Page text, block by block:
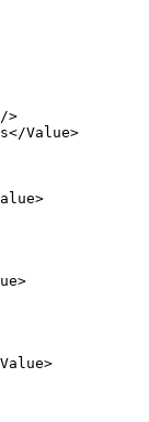
/>
</Value>
>
>
Value>